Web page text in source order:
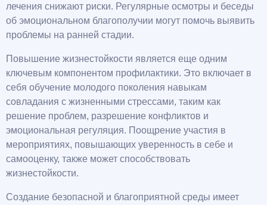
лечения снижают риски. Регулярные осмотры и беседы
об эмоциональном благополучии могут помочь выявить
проблемы на ранней стадии.
Повышение жизнестойкости является еще одним
ключевым компонентом профилактики. Это включает в
себя обучение молодого поколения навыкам
совладания с жизненными стрессами, таким как
решение проблем, разрешение конфликтов и
эмоциональная регуляция. Поощрение участия в
мероприятиях, повышающих уверенность в себе и
самооценку, также может способствовать
жизнестойкости.
Создание безопасной и благоприятной среды имеет